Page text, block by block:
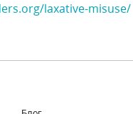
laxative-misuse/